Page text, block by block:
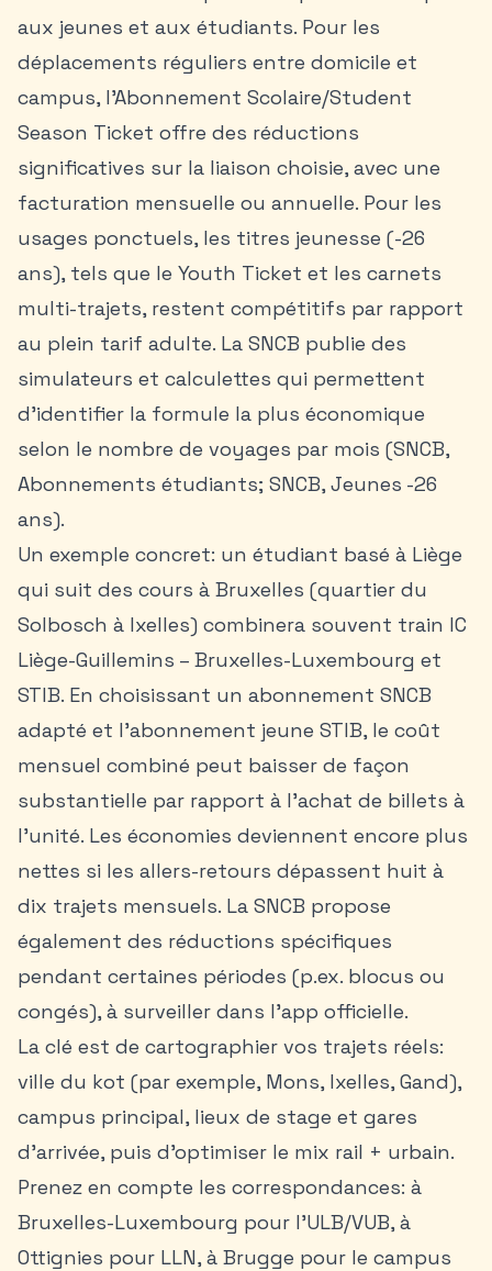
aux jeunes et aux étudiants. Pour les
déplacements réguliers entre domicile et
campus, l’Abonnement Scolaire/Student
Season Ticket offre des réductions
significatives sur la liaison choisie, avec une
facturation mensuelle ou annuelle. Pour les
usages ponctuels, les titres jeunesse (-26
ans), tels que le Youth Ticket et les carnets
multi-trajets, restent compétitifs par rapport
au plein tarif adulte. La SNCB publie des
simulateurs et calculettes qui permettent
d’identifier la formule la plus économique
selon le nombre de voyages par mois (SNCB,
Abonnements étudiants; SNCB, Jeunes -26
ans).
Un exemple concret: un étudiant basé à Liège
qui suit des cours à Bruxelles (quartier du
Solbosch à Ixelles) combinera souvent train IC
Liège-Guillemins – Bruxelles-Luxembourg et
STIB. En choisissant un abonnement SNCB
adapté et l’abonnement jeune STIB, le coût
mensuel combiné peut baisser de façon
substantielle par rapport à l’achat de billets à
l’unité. Les économies deviennent encore plus
nettes si les allers-retours dépassent huit à
dix trajets mensuels. La SNCB propose
également des réductions spécifiques
pendant certaines périodes (p.ex. blocus ou
congés), à surveiller dans l’app officielle.
La clé est de cartographier vos trajets réels:
ville du kot (par exemple, Mons, Ixelles, Gand),
campus principal, lieux de stage et gares
d’arrivée, puis d’optimiser le mix rail + urbain.
Prenez en compte les correspondances: à
Bruxelles-Luxembourg pour l’ULB/VUB, à
Ottignies pour LLN, à Brugge pour le campus